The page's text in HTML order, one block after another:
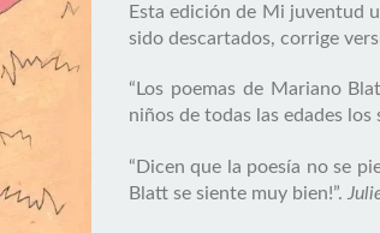
Esta edición de Mi juventud
sido descartados, corrige
“Los poemas de Mariano
niños de todas las edades los
“Dicen que la poesía no se
Blatt se siente muy bien!”.